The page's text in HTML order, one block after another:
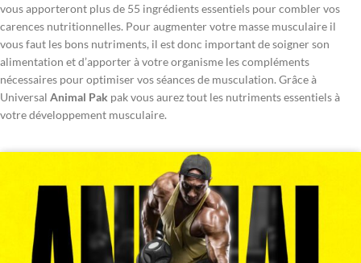
vous apporteront plus de 55 ingrédients essentiels pour combler vos
carences nutritionnelles. Pour augmenter votre masse musculaire il
vous faut les bons nutriments, il est donc important de soigner son
alimentation et d’apporter à votre organisme les compléments
nécessaires pour optimiser vos séances de musculation. Grâce à
Universal Animal Pak pak vous aurez tout les nutriments essentiels à
votre développement musculaire.